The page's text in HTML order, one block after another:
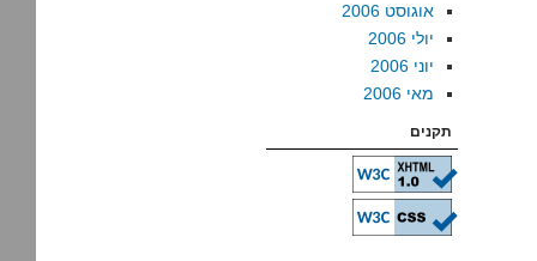
אוגוסט 2006
יולי 2006
יוני 2006
מאי 2006
תקנים